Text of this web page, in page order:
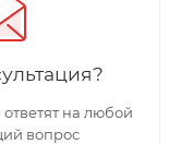
на любой
вопрос